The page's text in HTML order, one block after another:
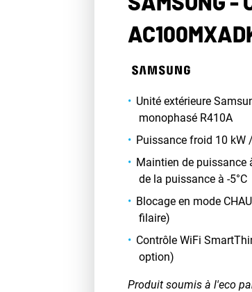
Unité extérieure
monophasé R410A
Puissance froid 10 kW
Maintien de puissance
de la puissance à -5°C
Blocage en mode
filaire)
Contrôle WiFi
option)
Produit soumis à l'eco